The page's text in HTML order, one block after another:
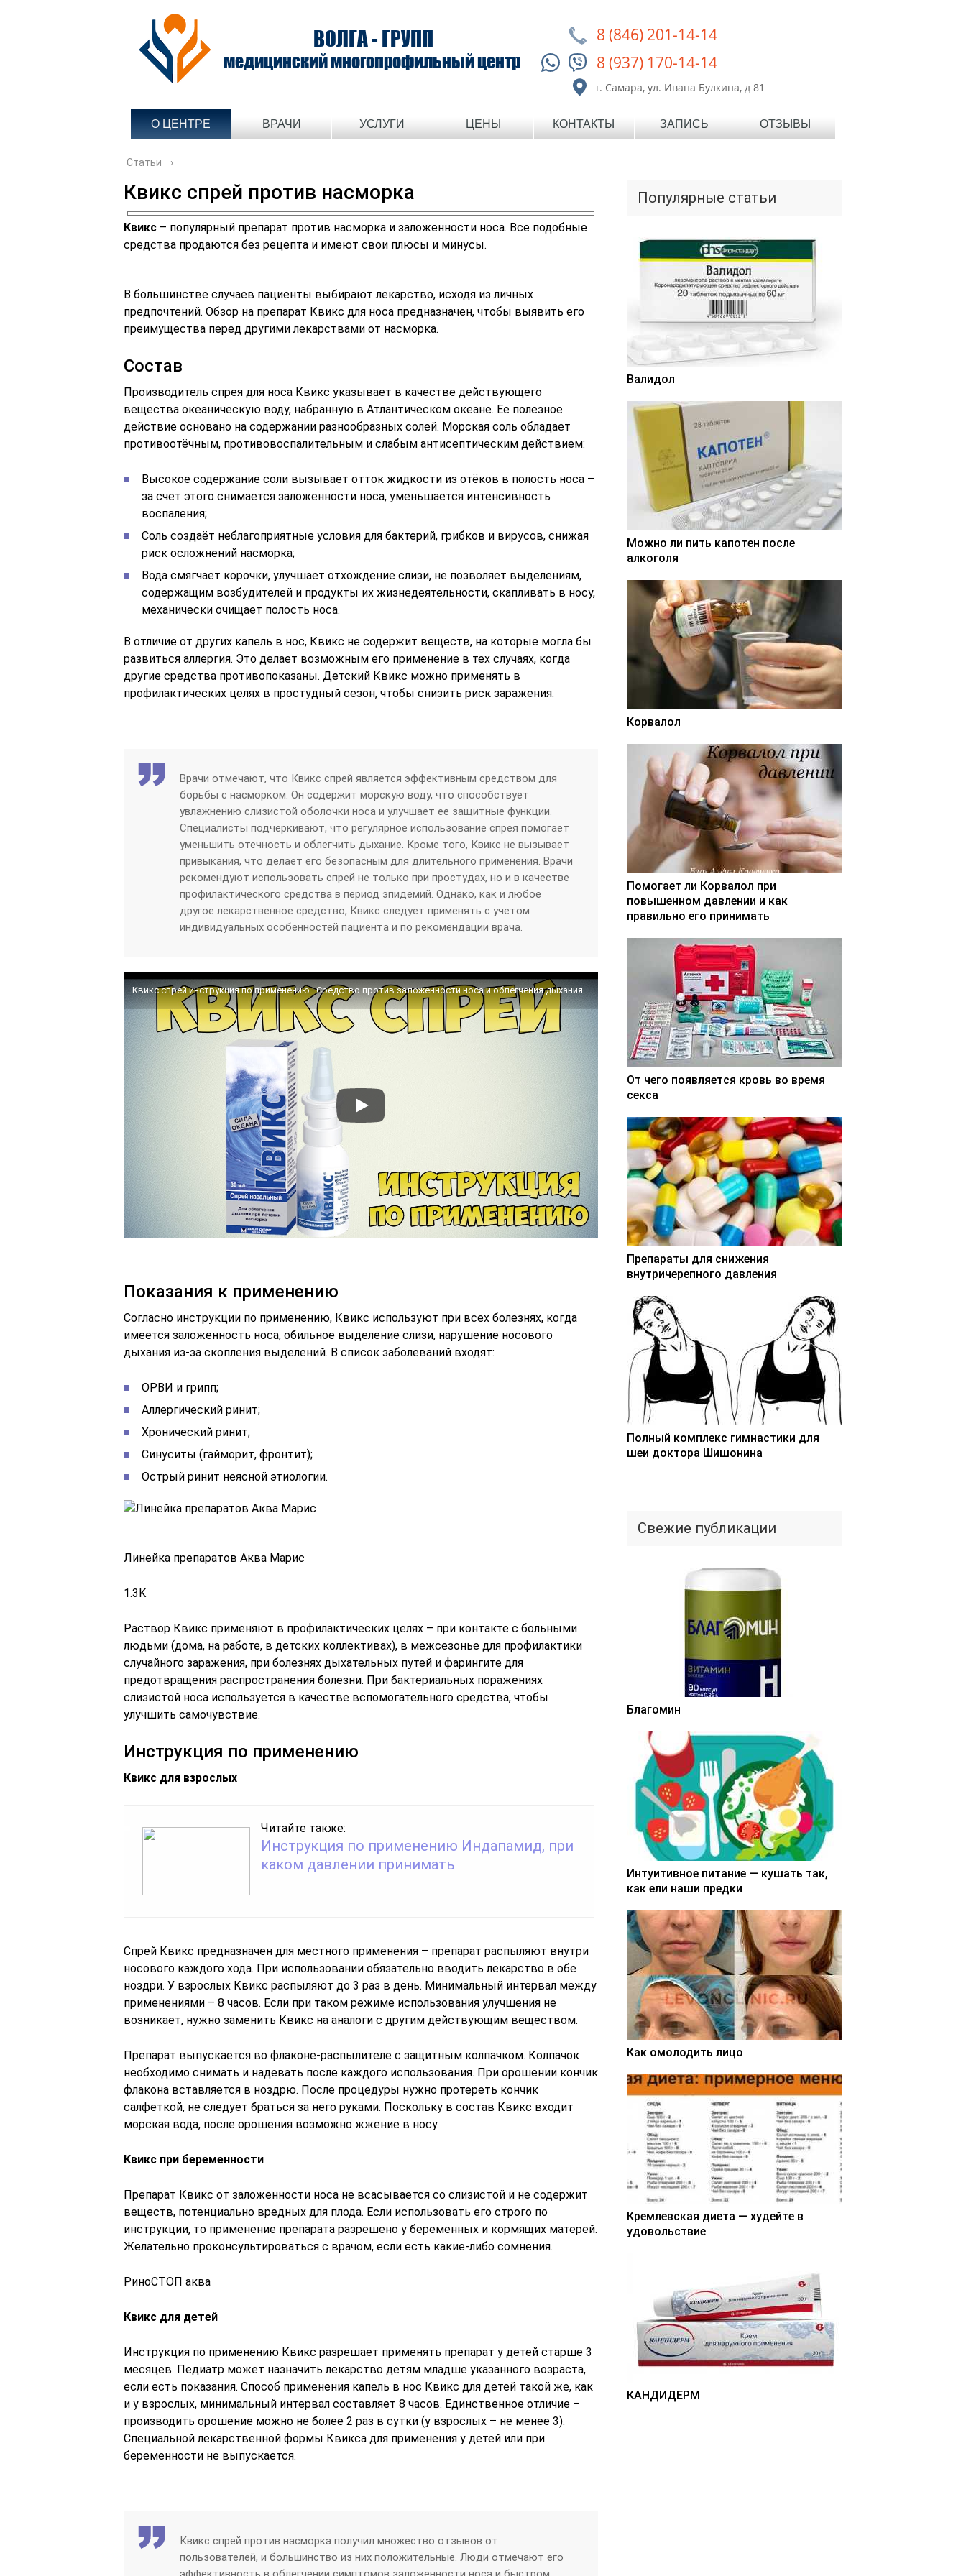
ВОЛГА - ГРУПП
медицинский многопрофильный центр
8 (846) 201-14-14
8 (937) 170-14-14
г. Самара, ул. Ивана Булкина, д 81
О ЦЕНТРЕ ВРАЧИ УСЛУГИ ЦЕНЫ КОНТАКТЫ ЗАПИСЬ ОТЗЫВЫ
Статьи ›
Квикс спрей против насморка
Квикс – популярный препарат против насморка и заложенности носа. Все подобные
средства продаются без рецепта и имеют свои плюсы и минусы.
В большинстве случаев пациенты выбирают лекарство, исходя из личных
предпочтений. Обзор на препарат Квикс для носа предназначен, чтобы выявить его
преимущества перед другими лекарствами от насморка.
Состав
Производитель спрея для носа Квикс указывает в качестве действующего
вещества океаническую воду, набранную в Атлантическом океане. Ее полезное
действие основано на содержании разнообразных солей. Морская соль обладает
противоотёчным, противовоспалительным и слабым антисептическим действием:
Высокое содержание соли вызывает отток жидкости из отёков в полость носа –
за счёт этого снимается заложенности носа, уменьшается интенсивность
воспаления;
Соль создаёт неблагоприятные условия для бактерий, грибков и вирусов, снижая
риск осложнений насморка;
Вода смягчает корочки, улучшает отхождение слизи, не позволяет выделениям,
содержащим возбудителей и продукты их жизнедеятельности, скапливать в носу,
механически очищает полость носа.
В отличие от других капель в нос, Квикс не содержит веществ, на которые могла бы
развиться аллергия. Это делает возможным его применение в тех случаях, когда
другие средства противопоказаны. Детский Квикс можно применять в
профилактических целях в простудный сезон, чтобы снизить риск заражения.
Врачи отмечают, что Квикс спрей является эффективным средством для
борьбы с насморком. Он содержит морскую воду, что способствует
увлажнению слизистой оболочки носа и улучшает ее защитные функции.
Специалисты подчеркивают, что регулярное использование спрея помогает
уменьшить отечность и облегчить дыхание. Кроме того, Квикс не вызывает
привыкания, что делает его безопасным для длительного применения. Врачи
рекомендуют использовать спрей не только при простудах, но и в качестве
профилактического средства в период эпидемий. Однако, как и любое
другое лекарственное средство, Квикс следует применять с учетом
индивидуальных особенностей пациента и по рекомендации врача.
Квикс спрей инструкция по применению : Средство против заложенности носа и облегчения дыхания
Показания к применению
Согласно инструкции по применению, Квикс используют при всех болезнях, когда
имеется заложенность носа, обильное выделение слизи, нарушение носового
дыхания из-за скопления выделений. В список заболеваний входят:
ОРВИ и грипп;
Аллергический ринит;
Хронический ринит;
Синуситы (гайморит, фронтит);
Острый ринит неясной этиологии.
Линейка препаратов Аква Марис
1.3K
Раствор Квикс применяют в профилактических целях – при контакте с больными
людьми (дома, на работе, в детских коллективах), в межсезонье для профилактики
случайного заражения, при болезнях дыхательных путей и фарингите для
предотвращения распространения болезни. При бактериальных поражениях
слизистой носа используется в качестве вспомогательного средства, чтобы
улучшить самочувствие.
Инструкция по применению
Квикс для взрослых
Читайте также:
Инструкция по применению Индапамид, при
каком давлении принимать
Спрей Квикс предназначен для местного применения – препарат распыляют внутри
носового каждого хода. При использовании обязательно вводить лекарство в обе
ноздри. У взрослых Квикс распыляют до 3 раз в день. Минимальный интервал между
применениями – 8 часов. Если при таком режиме использования улучшения не
возникает, нужно заменить Квикс на аналоги с другим действующим веществом.
Препарат выпускается во флаконе-распылителе с защитным колпачком. Колпачок
необходимо снимать и надевать после каждого использования. При орошении кончик
флакона вставляется в ноздрю. После процедуры нужно протереть кончик
салфеткой, не следует браться за него руками. Поскольку в состав Квикс входит
морская вода, после орошения возможно жжение в носу.
Квикс при беременности
Препарат Квикс от заложенности носа не всасывается со слизистой и не содержит
веществ, потенциально вредных для плода. Если использовать его строго по
инструкции, то применение препарата разрешено у беременных и кормящих матерей.
Желательно проконсультироваться с врачом, если есть какие-либо сомнения.
РиноСТОП аква
Квикс для детей
Инструкция по применению Квикс разрешает применять препарат у детей старше 3
месяцев. Педиатр может назначить лекарство детям младше указанного возраста,
если есть показания. Способ применения капель в нос Квикс для детей такой же, как
и у взрослых, минимальный интервал составляет 8 часов. Единственное отличие –
производить орошение можно не более 2 раз в сутки (у взрослых – не менее 3).
Специальной лекарственной формы Квикса для применения у детей или при
беременности не выпускается.
Квикс спрей против насморка получил множество отзывов от
пользователей, и большинство из них положительные. Люди отмечают его
Популярные статьи
Валидол
Можно ли пить капотен после
алкоголя
Корвалол
Помогает ли Корвалол при
повышенном давлении и как
правильно его принимать
От чего появляется кровь во время
секса
Препараты для снижения
внутричерепного давления
Полный комплекс гимнастики для
шеи доктора Шишонина
Свежие публикации
Благомин
Интуитивное питание — кушать так,
как ели наши предки
Как омолодить лицо
Кремлевская диета — худейте в
удовольствие
КАНДИДЕРМ